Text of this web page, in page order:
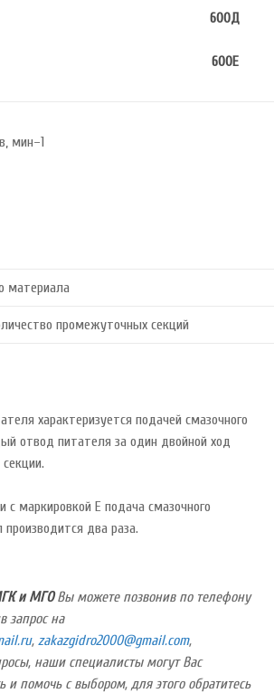
600Д
600Е
мин–1
материала
промежуточных секций
характеризуется подачей смазочного
отвод питателя за один двойной ход
с маркировкой Е подача смазочного
два раза.
и МГОВы можете позвонив по телефону
запрос на
,
,
наши специалисты могут Вас
и помочь с выбором, для этого обратитесь